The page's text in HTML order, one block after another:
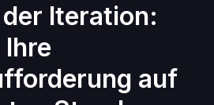
Iteration:
Ihre
auf